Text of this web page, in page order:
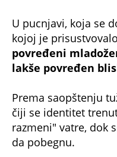
kojoj je
povređeni
lakše povređen
čiji se identitet
razmeni" vatre, dok
da pobegnu.